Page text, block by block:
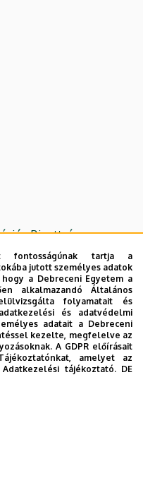
Bizottság
Doktori
fontosságúnak tartja a
jutott személyes adatok
a Debreceni Egyetem a
alkalmazandó Általános
folyamatait és
és adatvédelmi
adatait a Debreceni
kezelte, megfelelve az
A GDPR előírásait
amelyet az
Adatkezelési tájékoztató. DE